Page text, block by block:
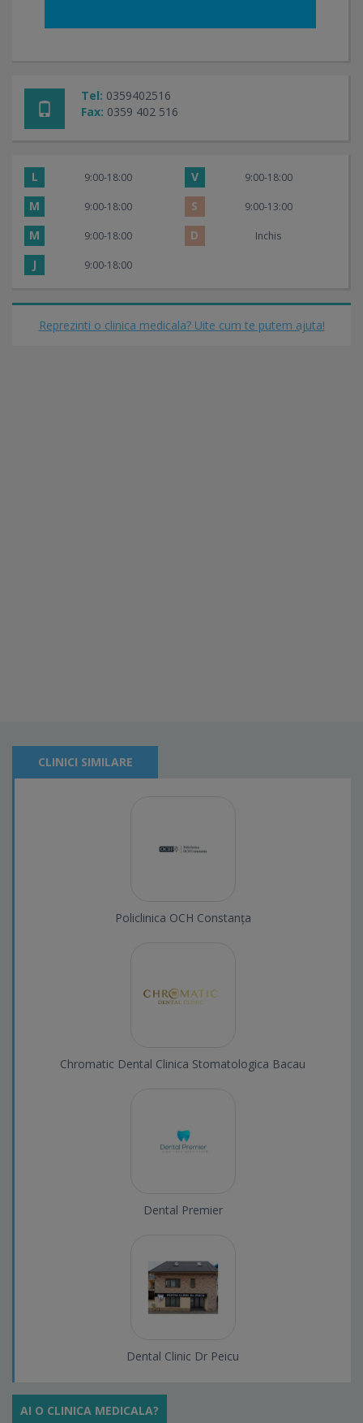
Tel: 0359402516
Fax: 0359 402 516
L 9:00-18:00 V 9:00-18:00
M 9:00-18:00 S 9:00-13:00
M 9:00-18:00 D Inchis
J 9:00-18:00
Reprezinti o clinica medicala? Uite cum te putem ajuta!
CLINICI SIMILARE
Policlinica OCH Constanța
Chromatic Dental Clinica Stomatologica Bacau
Dental Premier
Dental Clinic Dr Peicu
AI O CLINICA MEDICALA?